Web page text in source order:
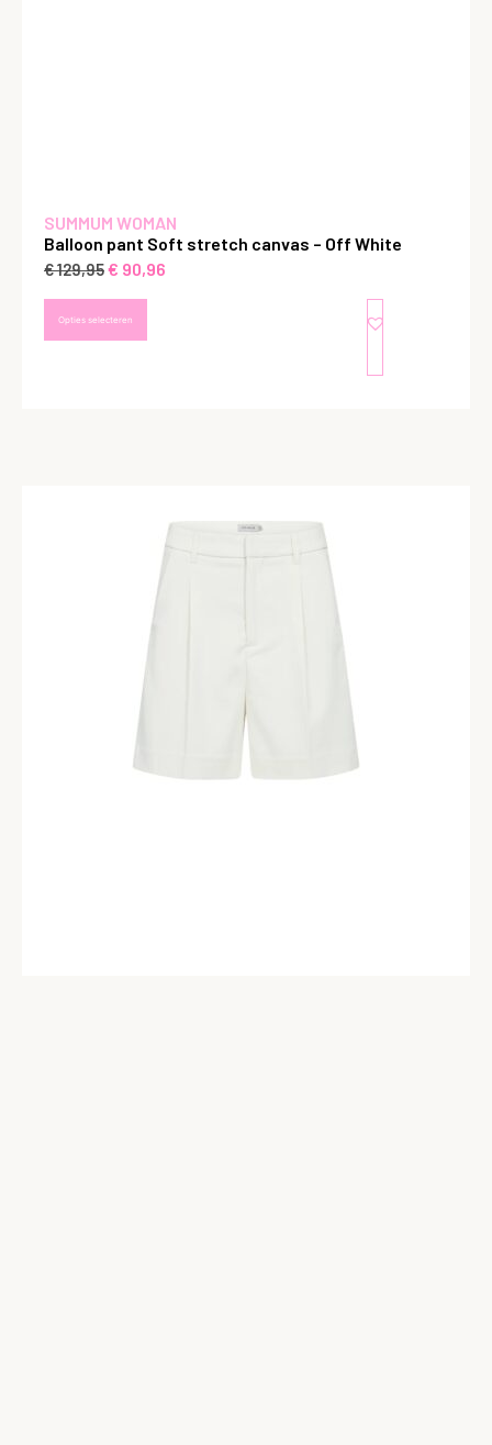
SUMMUM WOMAN
Balloon pant Soft stretch canvas – Off White
€129,95€ 90,96
Opties selecteren